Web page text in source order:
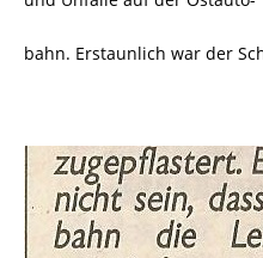
bahn. Erstaunlich war der